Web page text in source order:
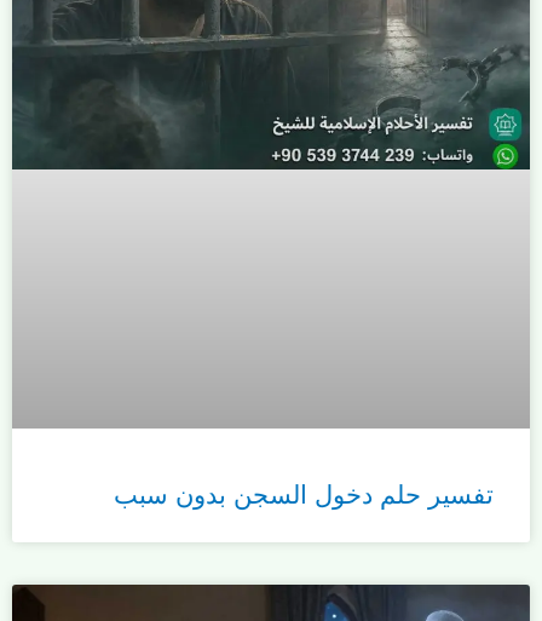
تفسير حلم دخول السجن بدون سبب